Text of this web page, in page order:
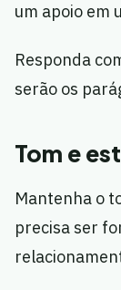
um apoio em
Responda
serão os
Tom e
Mantenha o
precisa ser